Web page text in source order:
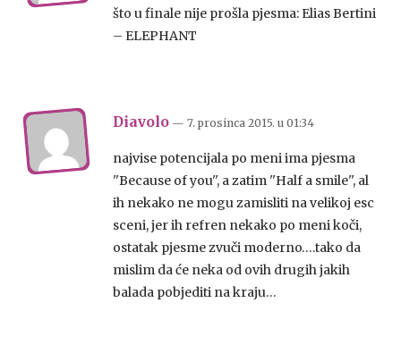
što u finale nije prošla pjesma: Elias Bertini
– ELEPHANT
Diavolo — 7. prosinca 2015. u 01:34
najvise potencijala po meni ima pjesma
''Because of you'', a zatim ''Half a smile'', al
ih nekako ne mogu zamisliti na velikoj esc
sceni, jer ih refren nekako po meni koči,
ostatak pjesme zvuči moderno….tako da
mislim da će neka od ovih drugih jakih
balada pobjediti na kraju…